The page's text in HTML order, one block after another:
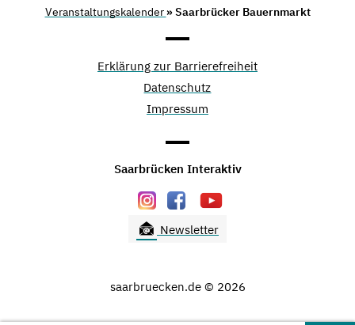
Veranstaltungskalender » Saarbrücker Bauernmarkt
Erklärung zur Barrierefreiheit
Datenschutz
Impressum
Saarbrücken Interaktiv
Newsletter
saarbruecken.de © 2026